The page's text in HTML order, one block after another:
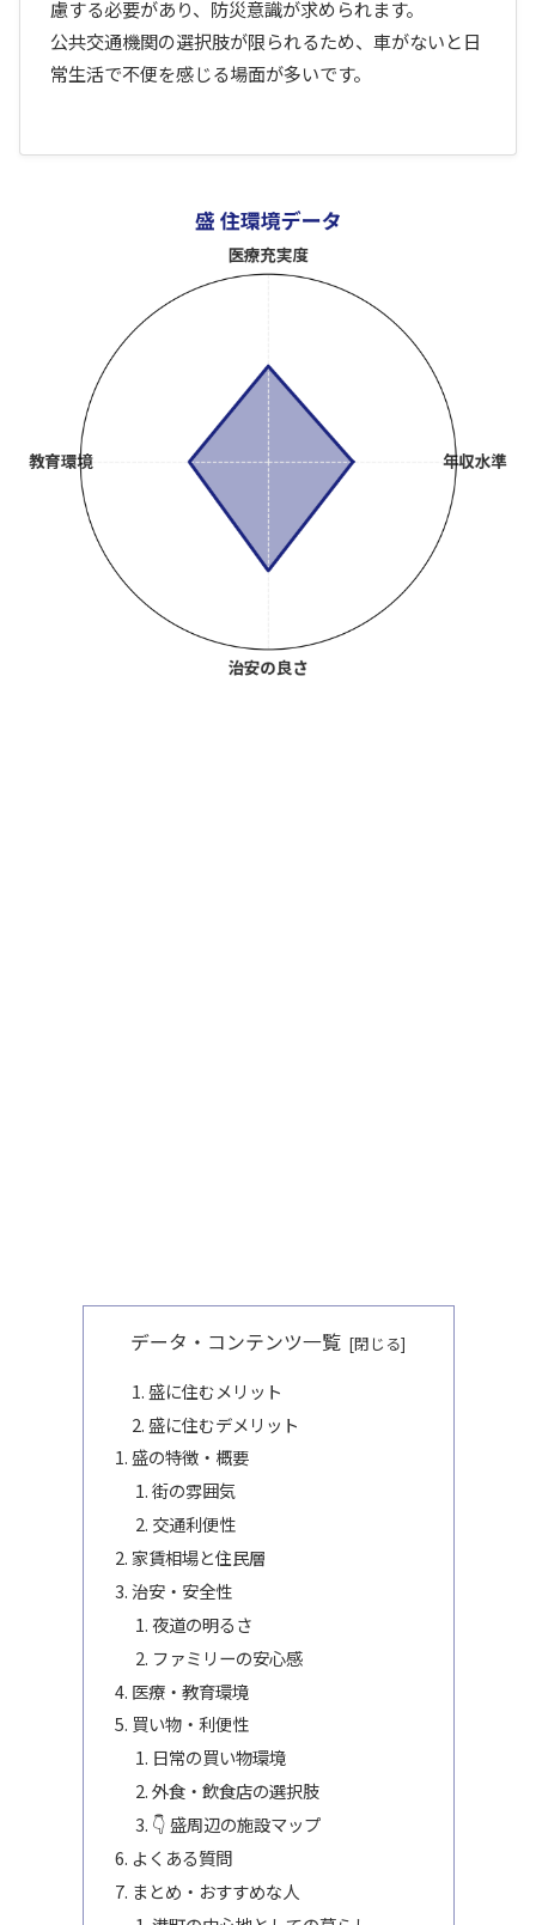
慮する必要があり、防災意識が求められます。
公共交通機関の選択肢が限られるため、車がないと日
常生活で不便を感じる場面が多いです。
データ・コンテンツ一覧
盛に住むメリット
盛に住むデメリット
盛の特徴・概要
街の雰囲気
交通利便性
家賃相場と住民層
治安・安全性
夜道の明るさ
ファミリーの安心感
医療・教育環境
買い物・利便性
日常の買い物環境
外食・飲食店の選択肢
👇 盛周辺の施設マップ
よくある質問
まとめ・おすすめな人